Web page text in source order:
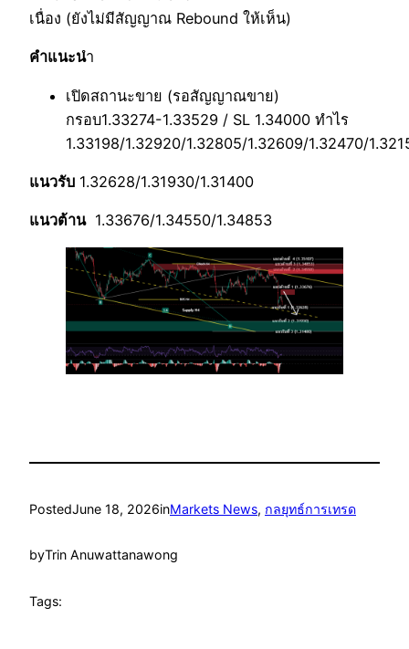
เนื่อง (ยังไม่มีสัญญาณ Rebound ให้เห็น)
คำแนะนำ
เปิดสถานะขาย (รอสัญญาณขาย)
กรอบ1.33274-1.33529 / SL 1.34000 ทำไร
1.33198/1.32920/1.32805/1.32609/1.32470/
แนวรับ 1.32628/1.31930/1.31400
แนวต้าน1.33676/1.34550/1.34853
PostedJune 18, 2026inMarkets News, กลยุทธ์การเทรด
byTrin Anuwattanawong
Tags: